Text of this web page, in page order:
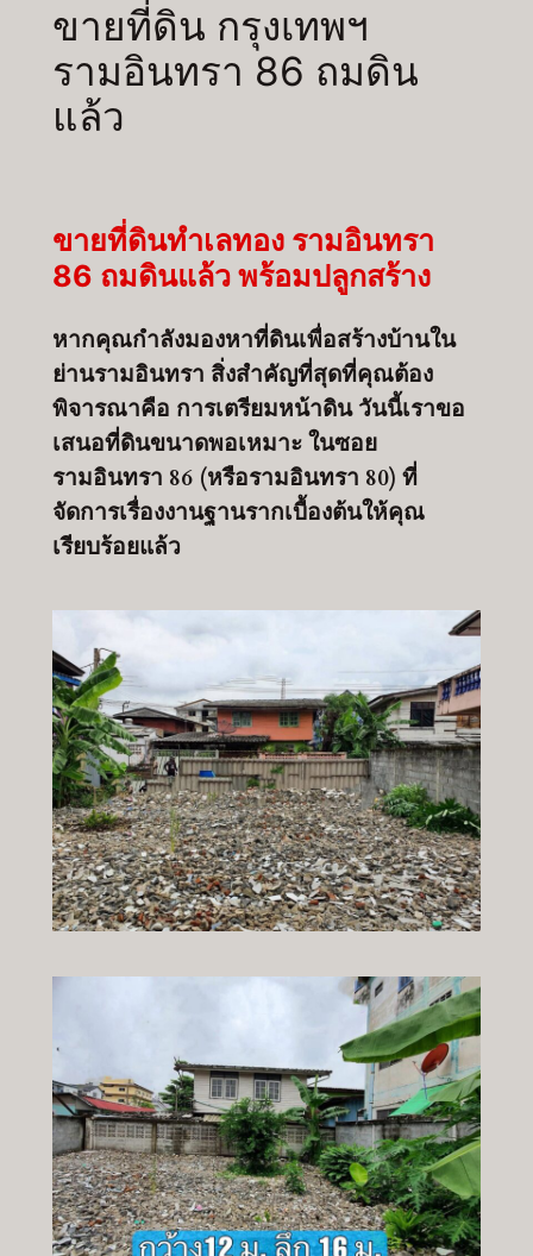
ขายที่ดิน กรุงเทพฯ
รามอินทรา 86 ถมดิน
แล้ว
ขายที่ดินทำเลทอง รามอินทรา
86 ถมดินแล้ว พร้อมปลูกสร้าง
หากคุณกำลังมองหาที่ดินเพื่อสร้างบ้านใน
ย่านรามอินทรา สิ่งสำคัญที่สุดที่คุณต้อง
พิจารณาคือ การเตรียมหน้าดิน วันนี้เราขอ
เสนอที่ดินขนาดพอเหมาะ ในซอย
รามอินทรา 86 (หรือรามอินทรา 80) ที่
จัดการเรื่องงานฐานรากเบื้องต้นให้คุณ
เรียบร้อยแล้ว